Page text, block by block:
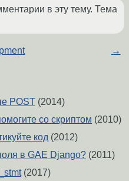
в эту тему. Тема
→
POST (2014)
со скриптом (2010)
код (2012)
в GAE Django? (2011)
(2017)